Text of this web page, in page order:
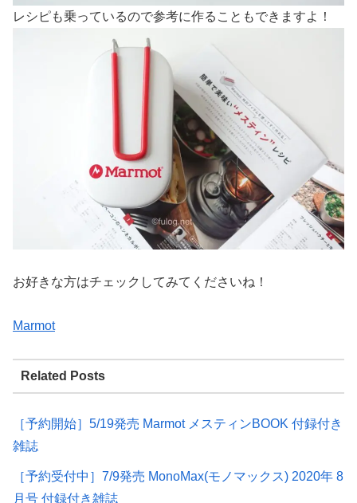
レシピも乗っているので参考に作ることもできますよ！
お好きな方はチェックしてみてくださいね！
Marmot
Related Posts
［予約開始］5/19発売 Marmot メスティンBOOK 付録付き
雑誌
［予約受付中］7/9発売 MonoMax(モノマックス) 2020年 8
月号 付録付き雑誌